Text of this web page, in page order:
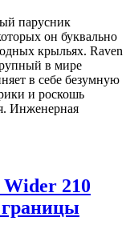
парусник
он буквально
крыльях. Raven
в мире
в себе безумную
и роскошь
Инженерная
210
границы